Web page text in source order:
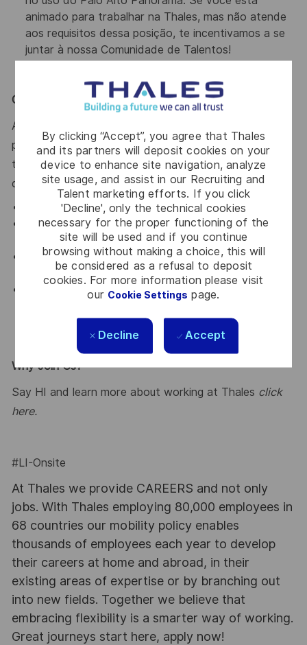
By clicking “Accept”, you agree that Thales
and its partners will deposit cookies on your
device to enhance site navigation, analyze
site usage, and assist in our Recruiting and
Talent marketing efforts. If you click
'Decline', only the technical cookies
necessary for the proper functioning of the
site will be used and if you continue
browsing without making a choice, this will
be considered as a refusal to deposit
cookies. For more information please visit
our Cookie Settings page.
Decline Accept
animado para trabalhar na Thales, mas não atende
aos requisitos dessa posição, te incentivamos a se
juntar à nossa Comunidade de Talentos!
O que oferecemos
A Thales oferece um extenso programa de benefícios
para todos os funcionários em tempo integral que
trabalham 30 horas ou mais por semana e seus
dependentes elegíveis, incluindo:
Plano de Saúde e Odontológico.
Previdência privada com contribuição da empresa e
um match, sem período de carência.
Feriados pagos pela empresa, dias de férias e
licença médica remunerada.
Seguro de Vida fornecido pela empresa.
Why Join Us?
Say HI and learn more about working at Thales click
here.
#LI-Onsite
At Thales we provide CAREERS and not only
jobs. With Thales employing 80,000 employees in
68 countries our mobility policy enables
thousands of employees each year to develop
their careers at home and abroad, in their
existing areas of expertise or by branching out
into new fields. Together we believe that
embracing flexibility is a smarter way of working.
Great journeys start here, apply now!